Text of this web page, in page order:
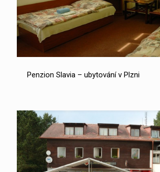
Penzion Slavia – ubytování v Plzni